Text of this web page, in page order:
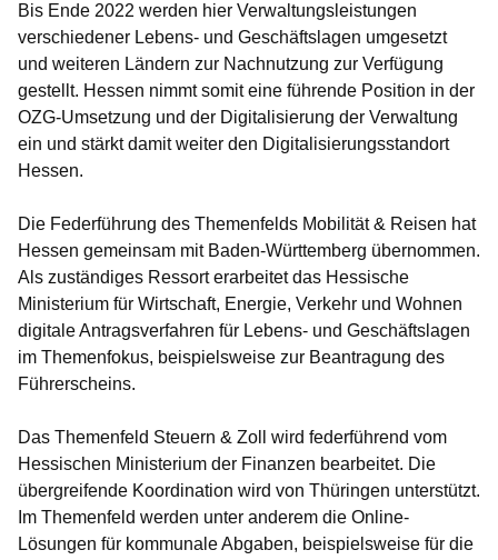
Bis Ende 2022 werden hier Verwaltungsleistungen
verschiedener Lebens- und Geschäftslagen umgesetzt
und weiteren Ländern zur Nachnutzung zur Verfügung
gestellt. Hessen nimmt somit eine führende Position in der
OZG-Umsetzung und der Digitalisierung der Verwaltung
ein und stärkt damit weiter den Digitalisierungsstandort
Hessen.
Die Federführung des Themenfelds Mobilität & Reisen hat
Hessen gemeinsam mit Baden-Württemberg übernommen.
Als zuständiges Ressort erarbeitet das Hessische
Ministerium für Wirtschaft, Energie, Verkehr und Wohnen
digitale Antragsverfahren für Lebens- und Geschäftslagen
im Themenfokus, beispielsweise zur Beantragung des
Führerscheins.
Das Themenfeld Steuern & Zoll wird federführend vom
Hessischen Ministerium der Finanzen bearbeitet. Die
übergreifende Koordination wird von Thüringen unterstützt.
Im Themenfeld werden unter anderem die Online-
Lösungen für kommunale Abgaben, beispielsweise für die